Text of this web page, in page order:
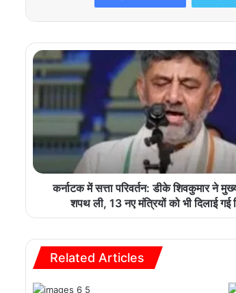
कर्नाटक में सत्ता परिवर्तन: डीके शिवकुमार ने
शपथ ली, 13 नए मंत्रियों को भी दिलाई गई
Related Articles